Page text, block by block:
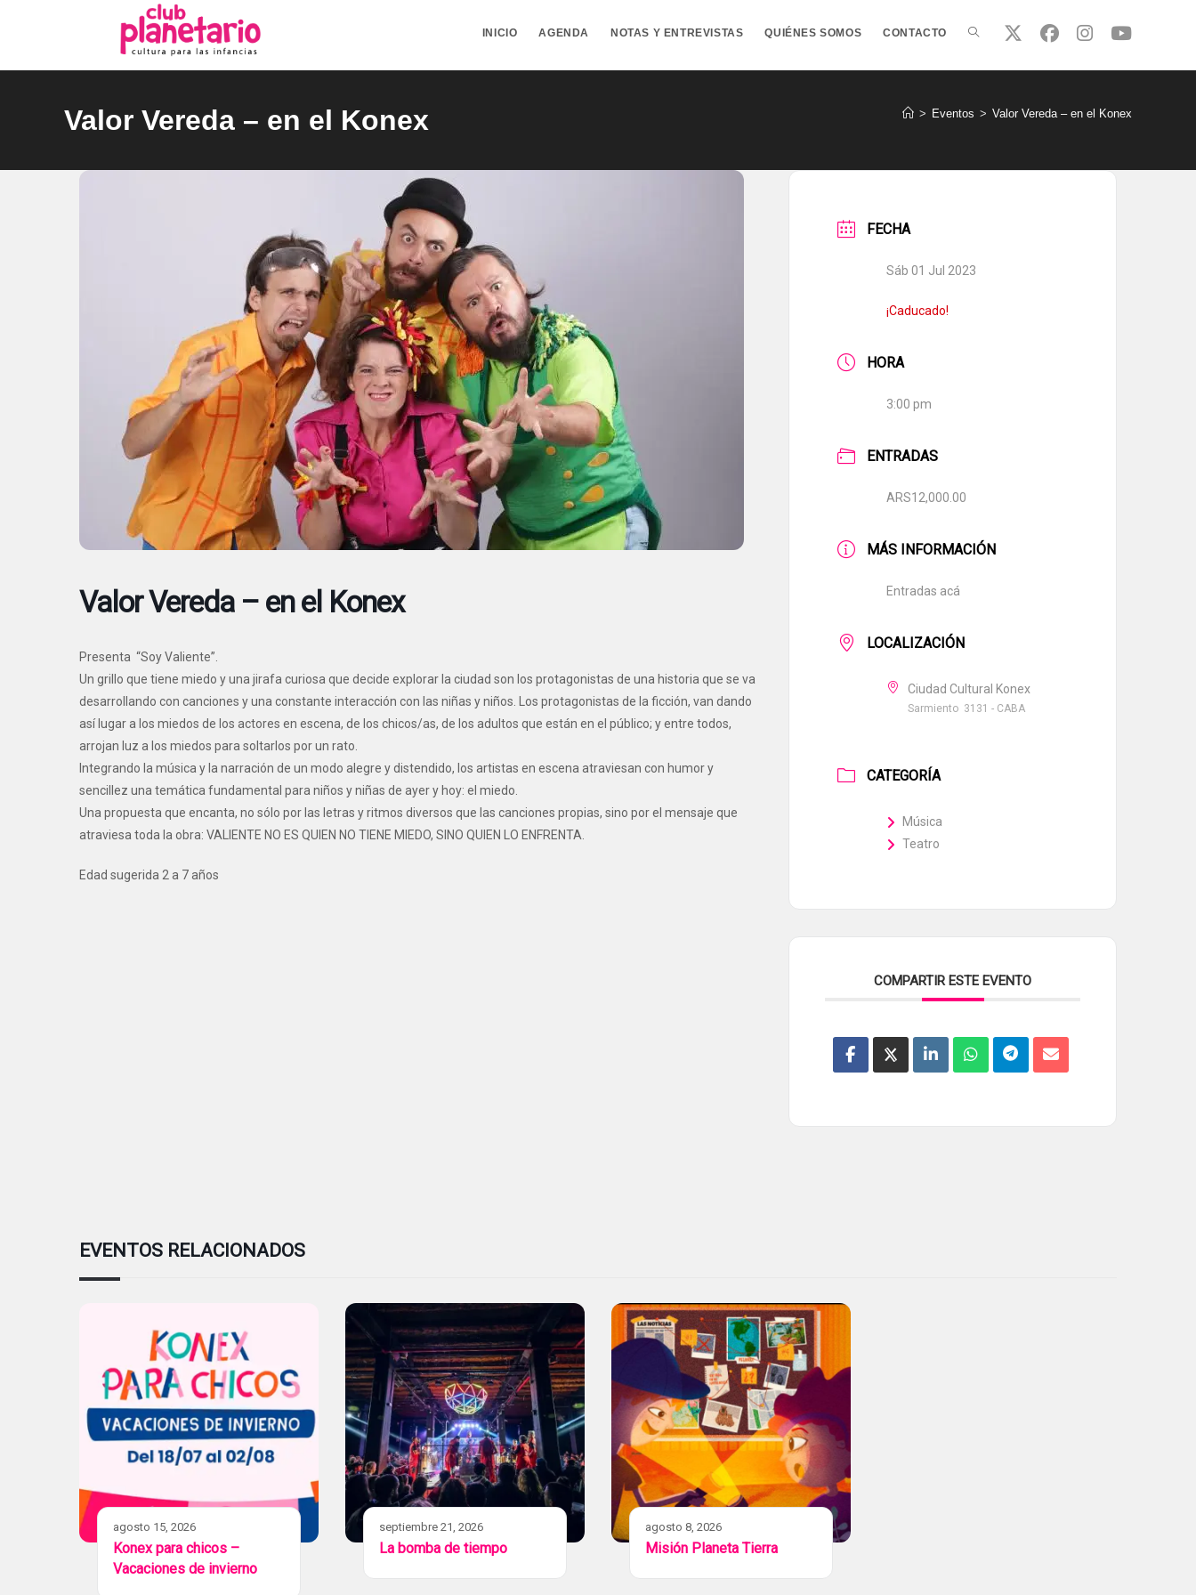
INICIO AGENDA NOTAS Y ENTREVISTAS QUIÉNES SOMOS CONTACTO ALTERNAR
Valor Vereda – en el Konex > Eventos > Valor Vereda – en el Konex
Valor Vereda – en el Konex
Presenta “Soy Valiente”.
Un grillo que tiene miedo y una jirafa curiosa que decide explorar la ciudad son los protagonistas de una historia que se va
desarrollando con canciones y una constante interacción con las niñas y niños. Los protagonistas de la ficción, van dando
así lugar a los miedos de los actores en escena, de los chicos/as, de los adultos que están en el público; y entre todos,
arrojan luz a los miedos para soltarlos por un rato.
Integrando la música y la narración de un modo alegre y distendido, los artistas en escena atraviesan con humor y
sencillez una temática fundamental para niños y niñas de ayer y hoy: el miedo.
Una propuesta que encanta, no sólo por las letras y ritmos diversos que las canciones propias, sino por el mensaje que
atraviesa toda la obra: VALIENTE NO ES QUIEN NO TIENE MIEDO, SINO QUIEN LO ENFRENTA.
Edad sugerida 2 a 7 años
FECHA
Sáb 01 Jul 2023
¡Caducado!
HORA
3:00 pm
ENTRADAS
ARS12,000.00
MÁS INFORMACIÓN
Entradas acá
LOCALIZACIÓN
Ciudad Cultural Konex
Sarmiento 3131 - CABA
CATEGORÍA
Música
Teatro
COMPARTIR ESTE EVENTO
EVENTOS RELACIONADOS
agosto 15, 2026
Konex para chicos –
Vacaciones de invierno
septiembre 21, 2026
La bomba de tiempo
agosto 8, 2026
Misión Planeta Tierra